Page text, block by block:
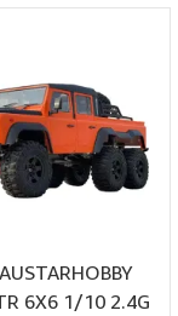
6X6 1/10 2.4G